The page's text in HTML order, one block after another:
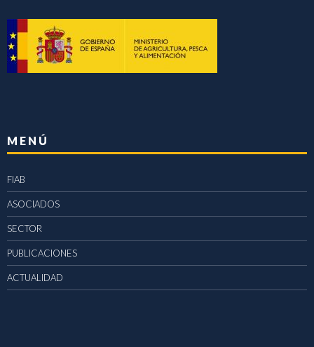
MENÚ
FIAB
ASOCIADOS
SECTOR
PUBLICACIONES
ACTUALIDAD